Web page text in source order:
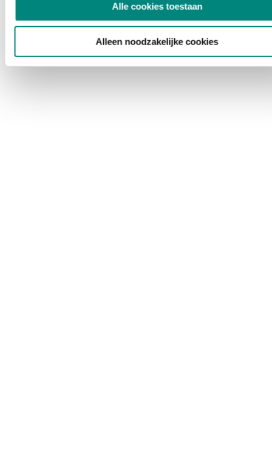
Alle cookies toestaan
Alleen noodzakelijke cookies